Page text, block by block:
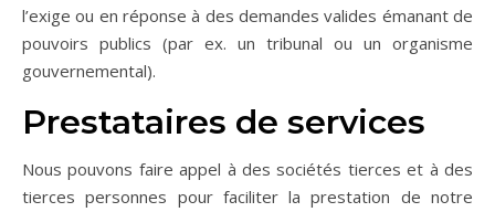
l’exige ou en réponse à des demandes valides émanant de
pouvoirs publics (par ex. un tribunal ou un organisme
gouvernemental).
Prestataires de services
Nous pouvons faire appel à des sociétés tierces et à des
tierces personnes pour faciliter la prestation de notre